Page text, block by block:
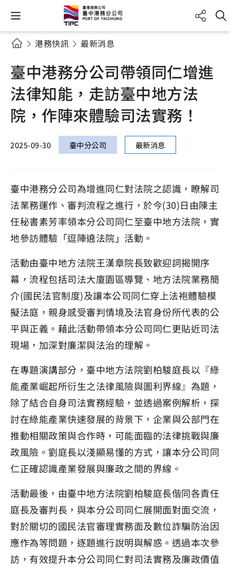
港務快訊 最新消息
臺中港務分公司帶領同仁增進
法律知能，走訪臺中地方法
院，作陣來體驗司法實務！
2025-09-30 臺中分公司 最新消息
臺中港務分公司為增進同仁對法院之認識，瞭解司
法業務運作、審判流程之進行，於今(30)日由陳主
任秘書素芳率領本分公司同仁至臺中地方法院，實
地參訪體驗「逗陣遶法院」活動。
活動由臺中地方法院王漢章院長致歡迎詞揭開序
幕，流程包括司法大廈園區導覽、地方法院業務簡
介(國民法官制度)及讓本公司同仁穿上法袍體驗模
擬法庭，親身感受審判情境及法官身份所代表的公
平與正義。藉此活動帶領本分公司同仁更貼近司法
現場，加深對廉潔與法治的理解。
在專題演講部分，臺中地方法院劉柏駿庭長以『綠
能產業崛起所衍生之法律風險與圖利界線』為題，
除了結合自身司法實務經驗，並透過案例解析，探
討在綠能產業快速發展的背景下，企業與公部門在
推動相關政策與合作時，可能面臨的法律挑戰與廉
政風險。劉庭長以淺顯易懂的方式，讓本分公司同
仁正確認識產業發展與廉政之間的界線。
活動最後，由臺中地方法院劉柏駿庭長偕同各責任
庭長及審判長，與本分公司同仁展開面對面交流，
對於關切的國民法官審理實務面及數位詐騙防治因
應作為等問題，逐題進行說明與解惑。透過本次參
訪，有效提升本分公司同仁對司法實務及廉政價值